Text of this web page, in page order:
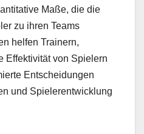
Maße, die die
zu ihren Teams
helfen Trainern,
Effektivität von Spielern
Entscheidungen
und Spielerentwicklung